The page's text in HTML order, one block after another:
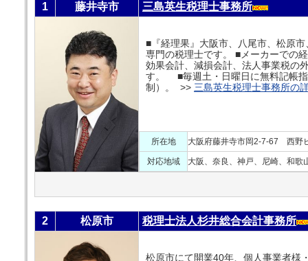
1 藤井寺市 三島英生税理士事務所
■『経理果』大阪市、八尾市、松原
専門の税理士です。 ■メーカーでの
効果会計、減損会計、法人事業税の
す。 ■毎週土・日曜日に無料記帳
制）。 >> 三島英生税理士事務所の
所在地 大阪府藤井寺市岡2-7-67 西野
対応地域 大阪、奈良、神戸、尼崎、和歌
2 松原市 税理士法人杉井総合会計事務所
松原市にて開業40年、個人事業者様